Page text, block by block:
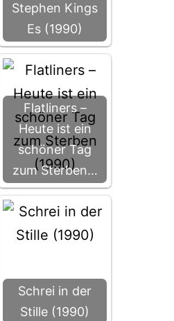
Stephen Kings
Es (1990)
Flatliners –
Heute ist ein
schöner Tag
zum Sterben…
Schrei in der
Stille (1990)